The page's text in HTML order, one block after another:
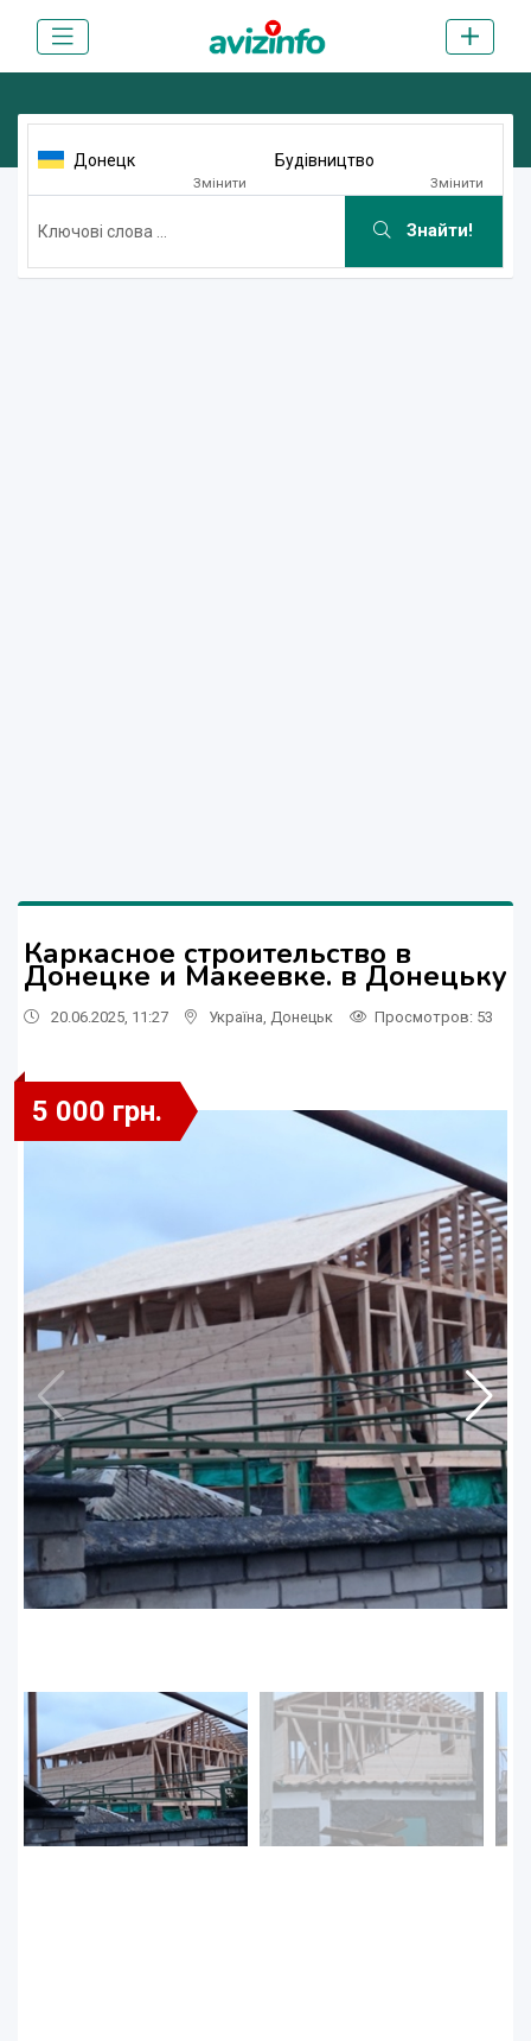
Донецк
Змінити
Будівництво
Змінити
Знайти!
Каркасное строительство в
Донецке и Макеевке. в Донецьку
20.06.2025, 11:27 Україна Донецьк Просмотров: 53
5 000 грн.